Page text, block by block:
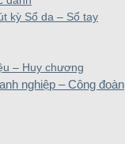
kỳ Sổ da – Sổ tay
– Huy chương
nghiệp – Công đoàn